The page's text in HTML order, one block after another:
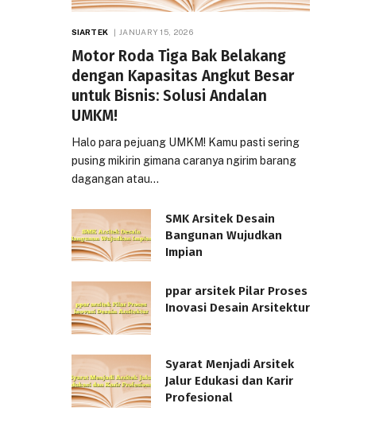
SIARTEK JANUARY 15, 2026
Motor Roda Tiga Bak Belakang
dengan Kapasitas Angkut Besar
untuk Bisnis: Solusi Andalan
UMKM!
Halo para pejuang UMKM! Kamu pasti sering
pusing mikirin gimana caranya ngirim barang
dagangan atau…
SMK Arsitek Desain
Bangunan Wujudkan
Impian
ppar arsitek Pilar Proses
Inovasi Desain Arsitektur
Syarat Menjadi Arsitek
Jalur Edukasi dan Karir
Profesional